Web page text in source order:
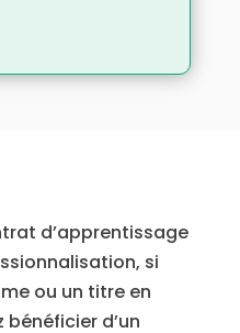
d’apprentissage
si
ou un titre en
d’un